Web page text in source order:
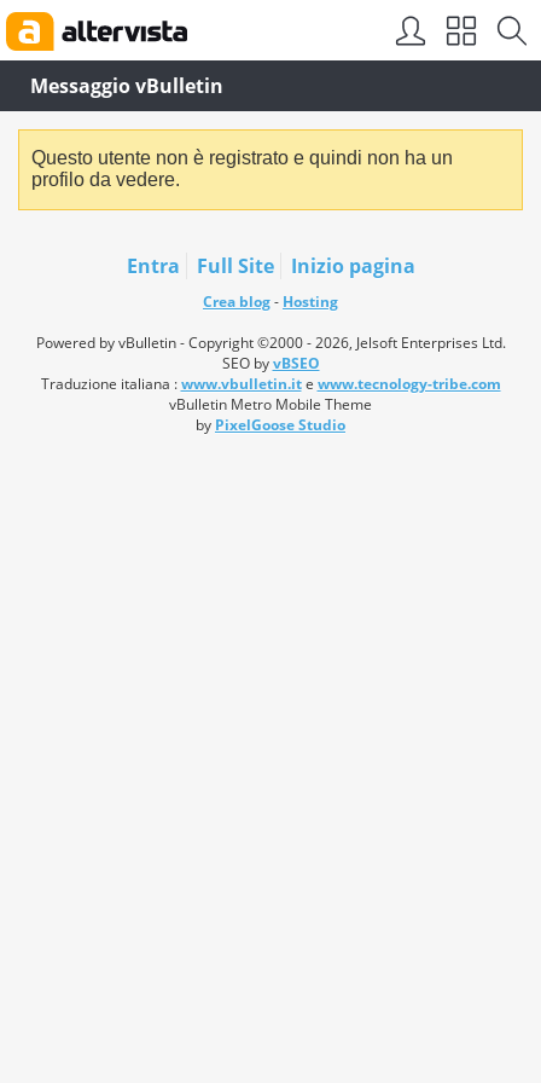
Messaggio vBulletin
Questo utente non è registrato e quindi non ha un
profilo da vedere.
Entra Full Site Inizio pagina
Crea blog- Hosting
Powered by vBulletin - Copyright ©2000 - 2026, Jelsoft Enterprises Ltd.
SEO byvBSEO
Traduzione italiana :www.vbulletin.ite www.tecnology-tribe.com
vBulletin Metro Mobile Theme
by PixelGoose Studio